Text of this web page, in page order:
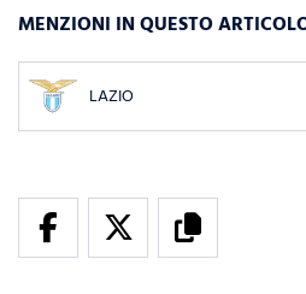
MENZIONI IN QUESTO
LAZIO